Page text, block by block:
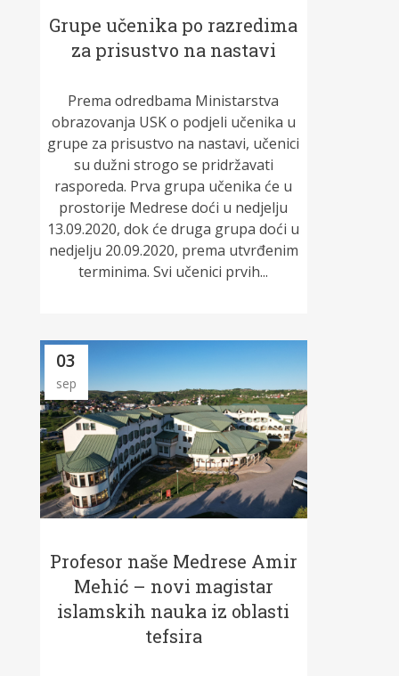
Grupe učenika po razredima
za prisustvo na nastavi
Prema odredbama Ministarstva
obrazovanja USK o podjeli učenika u
grupe za prisustvo na nastavi, učenici
su dužni strogo se pridržavati
rasporeda. Prva grupa učenika će u
prostorije Medrese doći u nedjelju
13.09.2020, dok će druga grupa doći u
nedjelju 20.09.2020, prema utvrđenim
terminima. Svi učenici prvih...
03
sep
Profesor naše Medrese Amir
Mehić – novi magistar
islamskih nauka iz oblasti
tefsira